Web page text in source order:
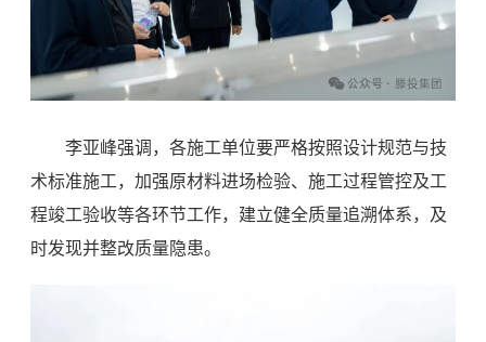
李亚峰强调，各施工单位要严格按照设计规范与技
术标准施工，加强原材料进场检验、施工过程管控及工
程竣工验收等各环节工作，建立健全质量追溯体系，及
时发现并整改质量隐患。